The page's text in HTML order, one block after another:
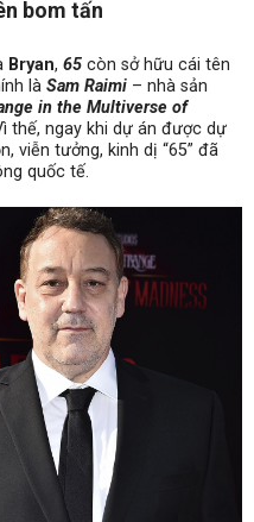
bom tấn
Bryan, 65 còn sở hữu cái tên
là Sam Raimi – nhà sản
in the Multiverse of
thế, ngay khi dự án được dự
viễn tưởng, kinh dị “65” đã
quốc tế.